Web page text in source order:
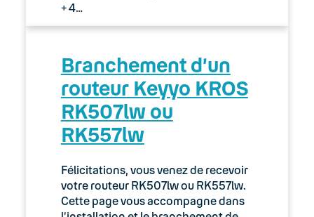
+ 4…
Branchement d’un
routeur Keyyo KROS
RK507lw ou
RK557lw
Félicitations, vous venez de recevoir
votre routeur RK507lw ou RK557lw.
Cette page vous accompagne dans